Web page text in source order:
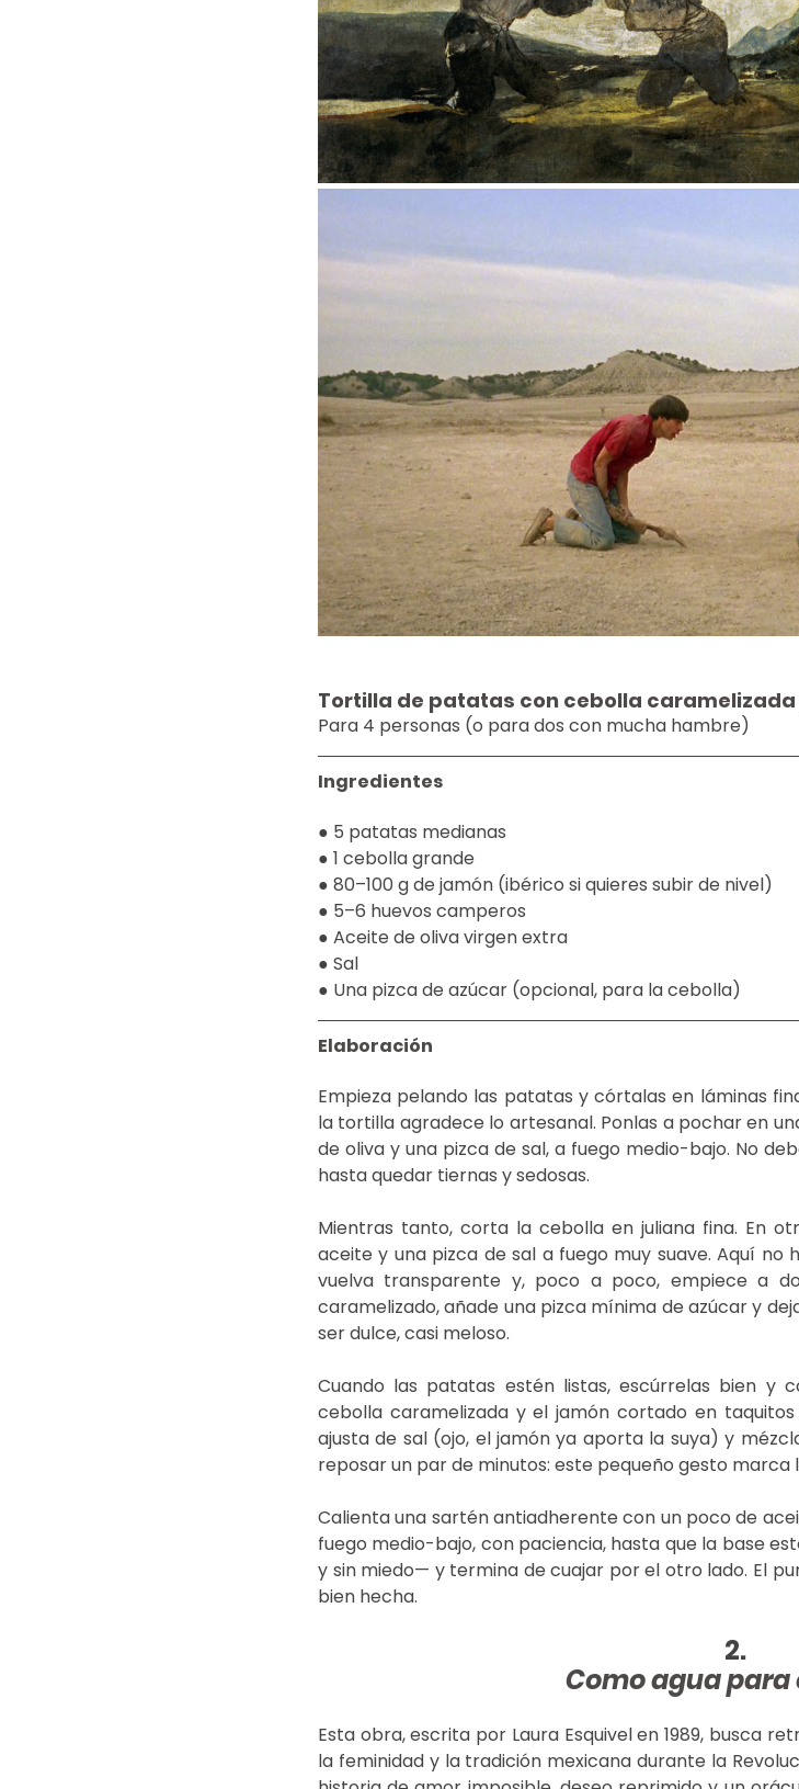
Tortilla de patatas con cebolla caramelizada
Para 4 personas (o para dos con mucha hambre)
Ingredientes
● 5 patatas medianas
● 1 cebolla grande
● 80–100 g de jamón (ibérico si quieres subir de nivel)
● 5–6 huevos camperos
● Aceite de oliva virgen extra
● Sal
● Una pizca de azúcar (opcional, para la cebolla)
Elaboración
Empieza pelando las patatas y córtalas en láminas
la tortilla agradece lo artesanal. Ponlas a pochar en
de oliva y una pizca de sal, a fuego medio-bajo. No
hasta quedar tiernas y sedosas.
Mientras tanto, corta la cebolla en juliana fina. En
aceite y una pizca de sal a fuego muy suave. Aquí no
vuelva transparente y, poco a poco, empiece a
caramelizado, añade una pizca mínima de azúcar y
ser dulce, casi meloso.
Cuando las patatas estén listas, escúrrelas bien y
cebolla caramelizada y el jamón cortado en
ajusta de sal (ojo, el jamón ya aporta la suya) y
reposar un par de minutos: este pequeño gesto marca
Calienta una sartén antiadherente con un poco de
fuego medio-bajo, con paciencia, hasta que la base
y sin miedo— y termina de cuajar por el otro lado. El
bien hecha.
Como agua
Esta obra, escrita por Laura Esquivel en 1989, busca
la feminidad y la tradición mexicana durante la